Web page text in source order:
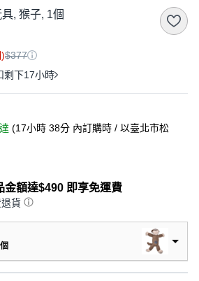
, 猴子, 1個
$377
剩下17小時
(17小時 38分 內訂購時 / 以臺北市松
金額達$490 即享免運費
貨